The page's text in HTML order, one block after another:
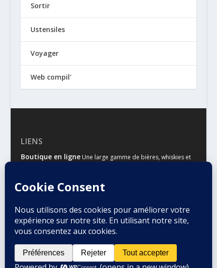
Sortir
Ustensiles
Voyager
Web compil'
LIENS
Boutique en ligneUne large gamme de bières, whiskies et
Malts & HoublonsLe site d’information des amateurs de
Conçu parElegant Themes | Propulsé parWordPress